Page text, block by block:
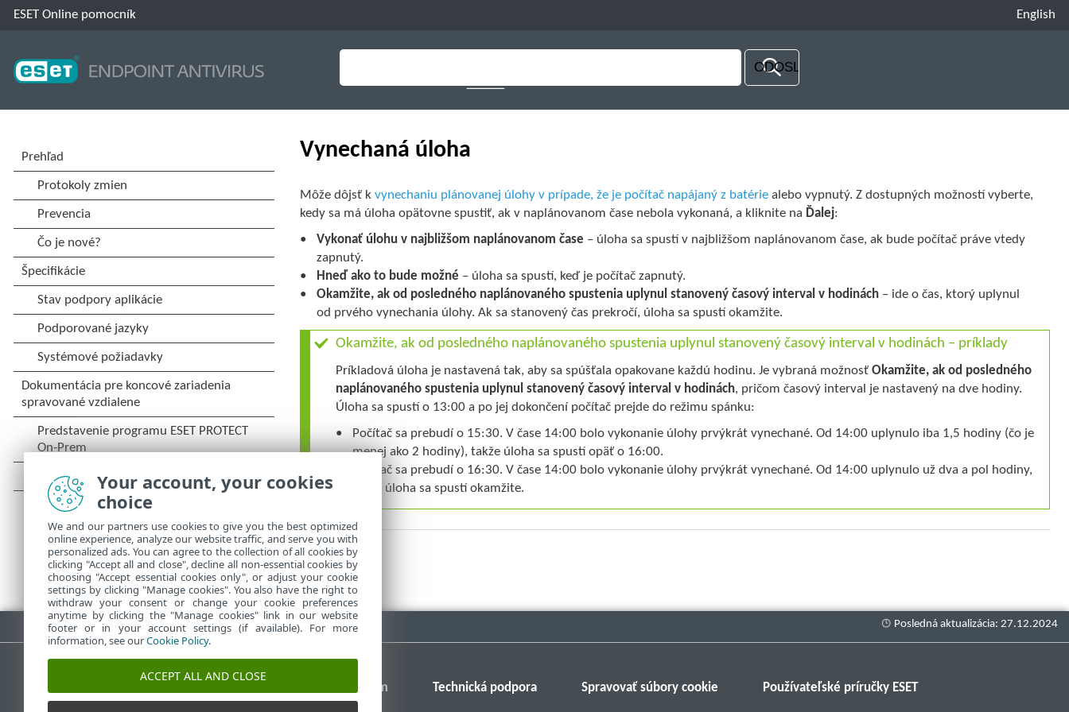
ESET Online pomocník English
Vynechaná úloha
Môže dôjsť kvynechaniu plánovanej úlohy v prípade, že je počítač napájaný z batérie alebo vypnutý. Z dostupných možností vyberte,
kedy sa má úloha opätovne spustiť, ak v naplánovanom čase nebola vykonaná, a kliknite na Ďalej:
Vykonať úlohu v najbližšom naplánovanom čase – úloha sa spustí v najbližšom naplánovanom čase, ak bude počítač práve vtedy
zapnutý.
Hneď ako to bude možné – úloha sa spustí, keď je počítač zapnutý.
Okamžite, ak od posledného naplánovaného spustenia uplynul stanovený časový interval v hodinách– ide o čas, ktorý uplynul
od prvého vynechania úlohy. Ak sa stanovený čas prekročí, úloha sa spustí okamžite.
Okamžite, ak od posledného naplánovaného spustenia uplynul stanovený časový interval v hodinách – príklady
Príkladová úloha je nastavená tak, aby sa spúšťala opakovane každú hodinu. Je vybraná možnosťOkamžite, ak od posledného
naplánovaného spustenia uplynul stanovený časový interval v hodinách, pričom časový interval je nastavený na dve hodiny.
Úloha sa spustí o 13:00 a po jej dokončení počítač prejde do režimu spánku:
Počítač sa prebudí o 15:30. V čase 14:00 bolo vykonanie úlohy prvýkrát vynechané. Od 14:00 uplynulo iba 1,5 hodiny (čo je
menej ako 2 hodiny), takže úloha sa spustí opäť o 16:00.
Počítač sa prebudí o 16:30. V čase 14:00 bolo vykonanie úlohy prvýkrát vynechané. Od 14:00 uplynulo už dva a pol hodiny,
takže úloha sa spustí okamžite.
Stiahnuť PDF
ESET Fórum Technická podpora Spravovať súbory cookie Používateľské príručky ESET
Your account, your cookies
choice
We and our partners use cookies to give you the best optimized
online experience, analyze our website traffic, and serve you with
personalized ads. You can agree to the collection of all cookies by
clicking "Accept all and close", decline all non-essential cookies by
choosing "Accept essential cookies only", or adjust your cookie
settings by clicking "Manage cookies". You also have the right to
withdraw your consent or change your cookie preferences
anytime by clicking the "Manage cookies" link in our website
footer or in your account settings (if available). For more
information, see ourCookie Policy.
ACCEPT ALL AND CLOSE